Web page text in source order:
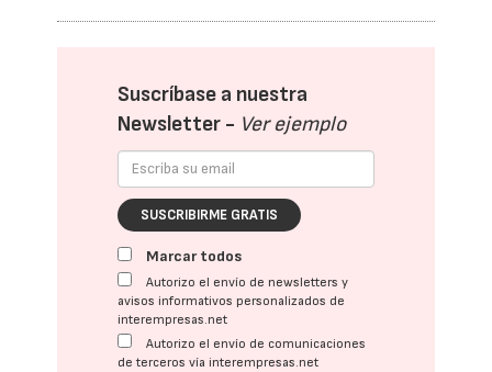
Suscríbase a nuestra
Newsletter - Ver ejemplo
SUSCRIBIRME GRATIS
Marcar todos
Autorizo el envío de newsletters y
avisos informativos personalizados de
interempresas.net
Autorizo el envío de comunicaciones
de terceros vía interempresas.net